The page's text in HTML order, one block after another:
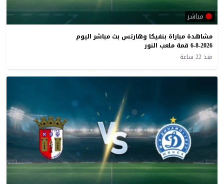
مباشر
مشاهدة مباراة بنفيكا وهارتس بث مباشر اليوم
6-8-2026 قمة ملعب النور
منذ 22 ساعة